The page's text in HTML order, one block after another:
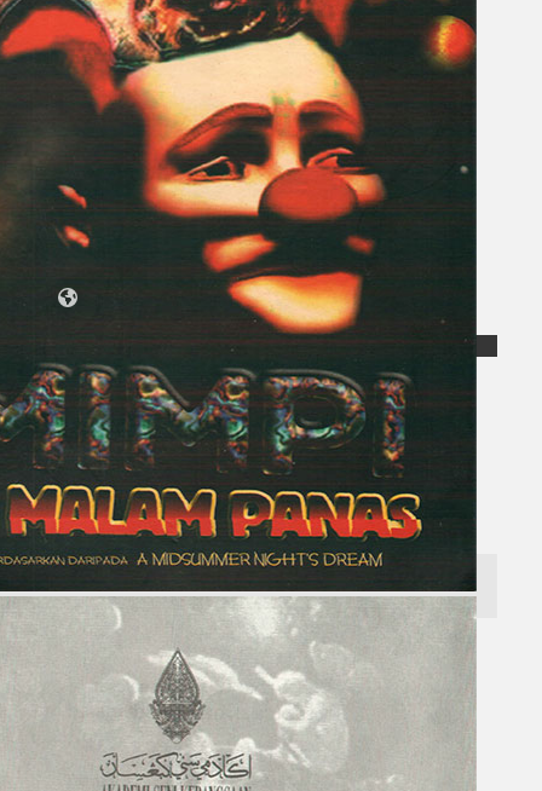
Koleksi Kami
Teater
Tarian
Artikel
Penapisan
Sejarah Lisan
Mengenai Kami
EN
Cari laman web
Gelintar